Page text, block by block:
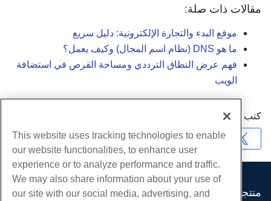
مقالات ذات صلة:
موقع البدء والتجارة الإلكترونية: دليل سريع
ما هو DNS (نظام اسم المجال) وكيف يعمل؟
فهم عرض النطاق الترددي ومساحة القرص في استضافة
الويب
كتب بواسطة
نسخ URL
منتجات
This website uses tracking technologies to enable
our website functionalities, to enhance user
experience or to analyze performance and traffic.
We may also share information about your use of
our site with our social media, advertising, and